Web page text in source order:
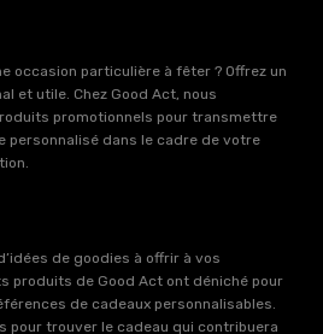
occasion particulière à fêter ? Offrez un
et utile. Chez Good Act, nous
promotionnels pour transmettre
personnalisé dans le cadre de votre
de goodies à offrir à vos
produits de Good Act ont déniché pour
de cadeaux personnalisables.
pour trouver le cadeau qui contribuera